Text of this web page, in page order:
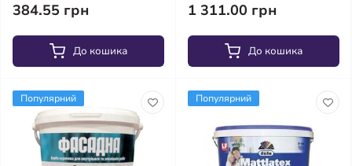
384.55 грн
До кошика
1 311.00 грн
До кошика
Популярний Популярний